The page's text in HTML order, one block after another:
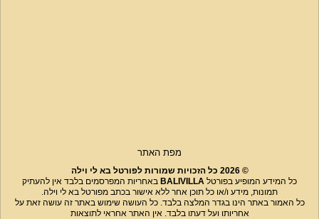
מפת האתר
© 2026 כל הזכויות שמורות לפורטל בא לי וילה
כל המידע המופיע בפורטל BALIVILLA באחריות המפרסמים בלבד אין להעתיק
תמונות, מידע ו/או כל תוכן אחר ללא אישור בכתב מפורטל בא לי וילה.
כל האמור באתר הינו בגדר המלצה בלבד. כל העושה שימוש באתר זה עושה זאת על
אחריותו ועל דעתו בלבד. אין האתר אחראי לתוצאות